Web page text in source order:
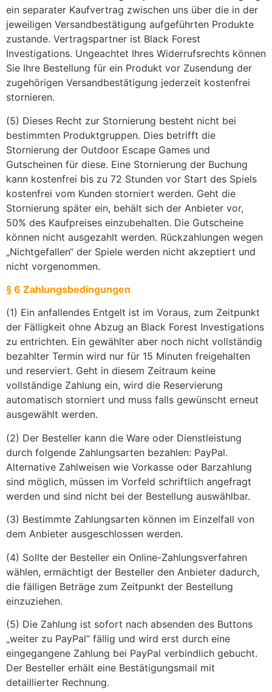
ein separater Kaufvertrag zwischen uns über die in der
jeweiligen Versandbestätigung aufgeführten Produkte
zustande. Vertragspartner ist Black Forest
Investigations. Ungeachtet Ihres Widerrufsrechts können
Sie Ihre Bestellung für ein Produkt vor Zusendung der
zugehörigen Versandbestätigung jederzeit kostenfrei
stornieren.
(5) Dieses Recht zur Stornierung besteht nicht bei
bestimmten Produktgruppen. Dies betrifft die
Stornierung der Outdoor Escape Games und
Gutscheinen für diese. Eine Stornierung der Buchung
kann kostenfrei bis zu 72 Stunden vor Start des Spiels
kostenfrei vom Kunden storniert werden. Geht die
Stornierung später ein, behält sich der Anbieter vor,
50% des Kaufpreises einzubehalten. Die Gutscheine
können nicht ausgezahlt werden. Rückzahlungen wegen
„Nichtgefallen“ der Spiele werden nicht akzeptiert und
nicht vorgenommen.
§ 6 Zahlungsbedingungen
(1) Ein anfallendes Entgelt ist im Voraus, zum Zeitpunkt
der Fälligkeit ohne Abzug an Black Forest Investigations
zu entrichten. Ein gewählter aber noch nicht vollständig
bezahlter Termin wird nur für 15 Minuten freigehalten
und reserviert. Geht in diesem Zeitraum keine
vollständige Zahlung ein, wird die Reservierung
automatisch storniert und muss falls gewünscht erneut
ausgewählt werden.
(2) Der Besteller kann die Ware oder Dienstleistung
durch folgende Zahlungsarten bezahlen: PayPal.
Alternative Zahlweisen wie Vorkasse oder Barzahlung
sind möglich, müssen im Vorfeld schriftlich angefragt
werden und sind nicht bei der Bestellung auswählbar.
(3) Bestimmte Zahlungsarten können im Einzelfall von
dem Anbieter ausgeschlossen werden.
(4) Sollte der Besteller ein Online-Zahlungsverfahren
wählen, ermächtigt der Besteller den Anbieter dadurch,
die fälligen Beträge zum Zeitpunkt der Bestellung
einzuziehen.
(5) Die Zahlung ist sofort nach absenden des Buttons
„weiter zu PayPal“ fällig und wird erst durch eine
eingegangene Zahlung bei PayPal verbindlich gebucht.
Der Besteller erhält eine Bestätigungsmail mit
detaillierter Rechnung.